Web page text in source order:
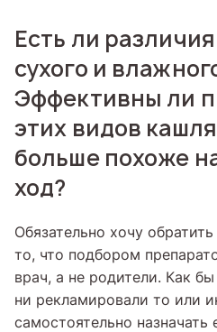
Есть ли
сухого и
Эффективны ли
этих видов
больше похоже
ход?
Обязательно хочу
то, что подбором
врач, а не родители. Как
ни рекламировали то или
самостоятельно назначать